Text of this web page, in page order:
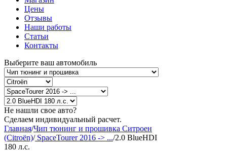
Цены
Отзывы
Наши работы
Статьи
Контакты
Выберите ваш автомобиль
Не нашли свое авто?
Сделаем индивидуальный расчет.
Главная/Чип тюнинг и прошивка Ситроен
(Citroën)/SpaceTourer 2016 -> .../2.0 BlueHDI
180 л.с.